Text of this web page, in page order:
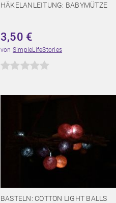
HÄKELANLEITUNG: BABYMÜTZE
3,50 €
von SimpleLifeStories
BASTELN: COTTON LIGHT BALLS